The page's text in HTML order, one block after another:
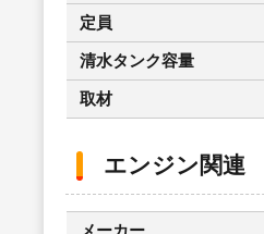
定員
清水タンク容量
取材
エンジン関連